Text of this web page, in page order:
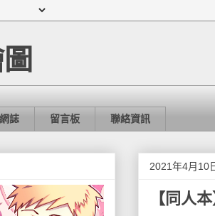
誌 留言板 聯絡資訊
2021年4月10
【同人